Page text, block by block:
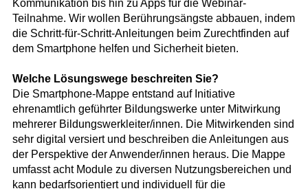
Kommunikation bis hin zu Apps für die Webinar-
Teilnahme. Wir wollen Berührungsängste abbauen, indem
die Schritt-für-Schritt-Anleitungen beim Zurechtfinden auf
dem Smartphone helfen und Sicherheit bieten.
Welche Lösungswege beschreiten Sie?
Die Smartphone-Mappe entstand auf Initiative
ehrenamtlich geführter Bildungswerke unter Mitwirkung
mehrerer Bildungswerkleiter/innen. Die Mitwirkenden sind
sehr digital versiert und beschreiben die Anleitungen aus
der Perspektive der Anwender/innen heraus. Die Mappe
umfasst acht Module zu diversen Nutzungsbereichen und
kann bedarfsorientiert und individuell für die